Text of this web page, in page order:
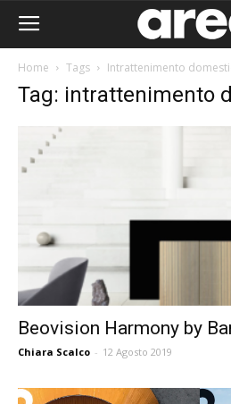
Home Tags Intrattenimento
Tag: intrattenimento
Beovision Harmony by
Chiara Scalco - 12 Agosto 2019